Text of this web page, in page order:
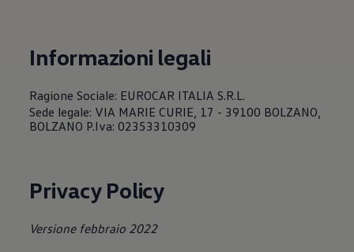
Più Credito
Noleggio
Servizi Assicurativi
Polizza Protezione Credito
Assicurazione GAP Protezioneventi
Estensione Garanzia Usato
Allestimenti e personalizzazioni
Allestimenti chiavi in mano
Listini e Dati tecnici
Informazioni legali
Ragione Sociale: EUROCAR ITALIA S.R.L.
Sede legale: VIA MARIE CURIE, 17 - 39100 BOLZANO,
BOLZANO P.Iva: 02353310309
Privacy Policy
Versione febbraio 2022